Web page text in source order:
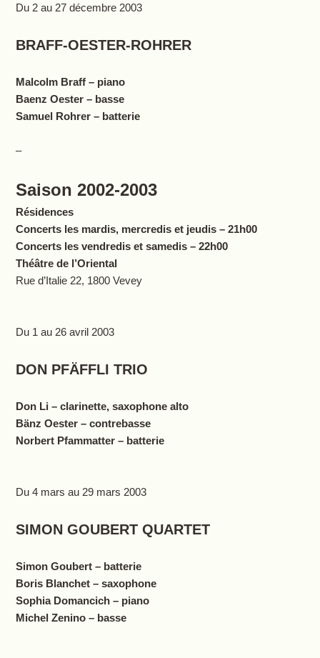
Du 2 au 27 décembre 2003
BRAFF-OESTER-ROHRER
Malcolm Braff – piano
Baenz Oester – basse
Samuel Rohrer – batterie
–
Saison 2002-2003
Résidences
Concerts les mardis, mercredis et jeudis – 21h00
Concerts les vendredis et samedis – 22h00
Théâtre de l’Oriental
Rue d’Italie 22, 1800 Vevey
Du 1 au 26 avril 2003
DON PFÄFFLI TRIO
Don Li – clarinette, saxophone alto
Bänz Oester – contrebasse
Norbert Pfammatter – batterie
Du 4 mars au 29 mars 2003
SIMON GOUBERT QUARTET
Simon Goubert – batterie
Boris Blanchet – saxophone
Sophia Domancich – piano
Michel Zenino – basse